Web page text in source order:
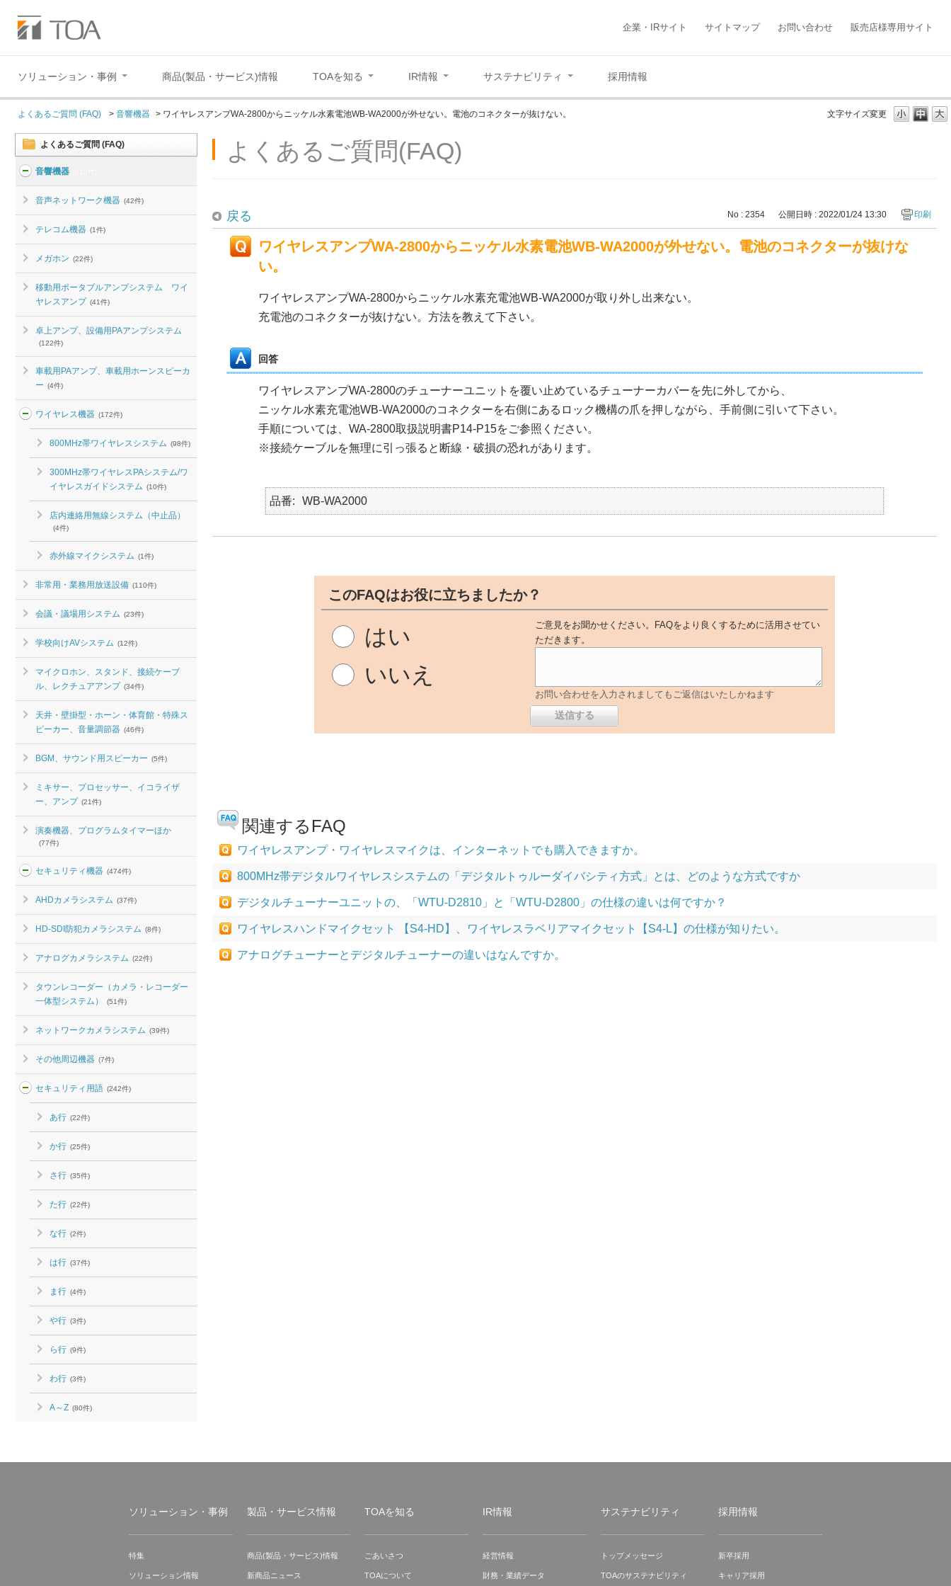
企業・IRサイト サイトマップ お問い合わせ 販売店様専用サイト
ソリューション・事例 商品(製品・サービス)情報 TOAを知る IR情報 サステナビリティ 採用情報
文字サイズ変更
よくあるご質問 (FAQ) > 音響機器 > ワイヤレスアンプWA-2800からニッケル水素電池WB-WA2000が外せない。電池のコネクターが抜けない。
よくあるご質問 (FAQ)
音響機器
音声ネットワーク機器 (42件)
テレコム機器 (1件)
メガホン (22件)
移動用ポータブルアンプシステム ワイ
ヤレスアンプ (41件)
卓上アンプ、設備用PAアンプシステム
(122件)
車載用PAアンプ、車載用ホーンスピーカ
ー (4件)
ワイヤレス機器 (172件)
800MHz帯ワイヤレスシステム (98件)
300MHz帯ワイヤレスPAシステム/ワ
イヤレスガイドシステム (10件)
店内連絡用無線システム（中止品）
(4件)
赤外線マイクシステム (1件)
非常用・業務用放送設備 (110件)
会議・議場用システム (23件)
学校向けAVシステム (12件)
マイクロホン、スタンド、接続ケーブ
ル、レクチュアアンプ (34件)
天井・壁掛型・ホーン・体育館・特殊ス
ピーカー、音量調節器 (46件)
BGM、サウンド用スピーカー (5件)
ミキサー、プロセッサー、イコライザ
ー、アンプ (21件)
演奏機器、プログラムタイマーほか
(77件)
セキュリティ機器 (474件)
AHDカメラシステム (37件)
HD-SDI防犯カメラシステム (8件)
アナログカメラシステム (22件)
タウンレコーダー（カメラ・レコーダー
一体型システム）
(51件)
ネットワークカメラシステム (39件)
その他周辺機器 (7件)
セキュリティ用語 (242件)
あ行 (22件)
か行 (25件)
さ行 (35件)
た行 (22件)
な行 (2件)
は行 (37件)
ま行 (4件)
や行 (3件)
ら行 (9件)
わ行 (3件)
A～Z (80件)
よくあるご質問(FAQ)
戻る No : 2354 公開日時 : 2022/01/24 13:30 印刷
ワイヤレスアンプWA-2800からニッケル水素電池WB-WA2000が外せない。電池のコネクターが抜けな
い。
ワイヤレスアンプWA-2800からニッケル水素充電池WB-WA2000が取り外し出来ない。
充電池のコネクターが抜けない。方法を教えて下さい。
回答
ワイヤレスアンプWA-2800のチューナーユニットを覆い止めているチューナーカバーを先に外してから、
ニッケル水素充電池WB-WA2000のコネクターを右側にあるロック機構の爪を押しながら、手前側に引いて下さい。
手順については、WA-2800取扱説明書P14-P15をご参照ください。
※接続ケーブルを無理に引っ張ると断線・破損の恐れがあります。
品番 WB-WA2000
このFAQはお役に立ちましたか？
はい
いいえ
ご意見をお聞かせください。FAQをより良くするために活用させてい
ただきます。
お問い合わせを入力されましてもご返信はいたしかねます
関連するFAQ
ワイヤレスアンプ・ワイヤレスマイクは、インターネットでも購入できますか。
800MHz帯デジタルワイヤレスシステムの「デジタルトゥルーダイバシティ方式」とは、どのような方式ですか
デジタルチューナーユニットの、「WTU-D2810」と「WTU-D2800」の仕様の違いは何ですか？
ワイヤレスハンドマイクセット 【S4-HD】、ワイヤレスラベリアマイクセット【S4-L】の仕様が知りたい。
アナログチューナーとデジタルチューナーの違いはなんですか。
ソリューション・事例
特集
ソリューション情報
製品・サービス情報
商品(製品・サービス)情報
新商品ニュース
TOAを知る
ごあいさつ
TOAについて
IR情報
経営情報
財務・業績データ
サステナビリティ
トップメッセージ
TOAのサステナビリティ
採用情報
新卒採用
キャリア採用